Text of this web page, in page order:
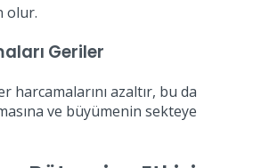
olur.
Geriler
harcamalarını azaltır, bu da
ve büyümenin sekteye